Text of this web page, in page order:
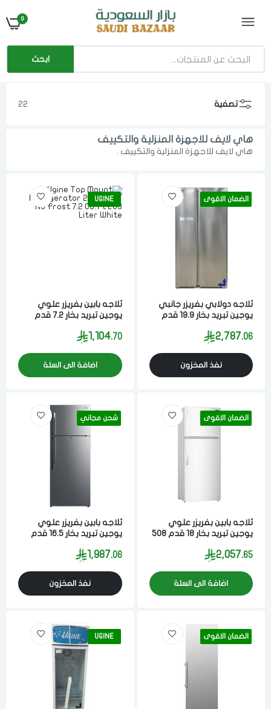
0
ابحث
تصفية 22
هاي لايف للاجهزة المنزلية والتكييف
هاي لايف للاجهزة المنزلية والتكييف .
الضمان الاقوى
ثلاجه دولابي بفريزر جانبي
يوجين تبريد بخار 19.9 قدم
2,787.06
نفذ المخزون
UGINE
ثلاجه بابين بفريزر علوي
يوجين تبريد بخار 7.2 قدم
1,104.70
اضافة الى السلة
الضمان الاقوى
ثلاجه بابين بفريزر علوي
يوجين تبريد بخار 18 قدم 508
2,057.65
اضافة الى السلة
شحن مجاني
ثلاجه بابين بفريزر علوي
يوجين تبريد بخار 16.5 قدم
1,987.06
نفذ المخزون
الضمان الاقوى UGINE